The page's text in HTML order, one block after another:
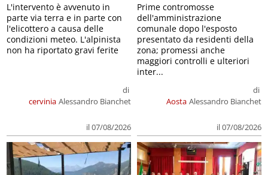
cervinia
di
Alessandro Bianchet
il 07/08/2026
L'intervento è avvenuto in
parte via terra e in parte con
l'elicottero a causa delle
condizioni meteo. L'alpinista
non ha riportato gravi ferite
Aosta
di
Alessandro Bianchet
il 07/08/2026
Prime contromosse
dell'amministrazione
comunale dopo l'esposto
presentato da residenti della
zona; promessi anche
maggiori controlli e ulteriori
inter...